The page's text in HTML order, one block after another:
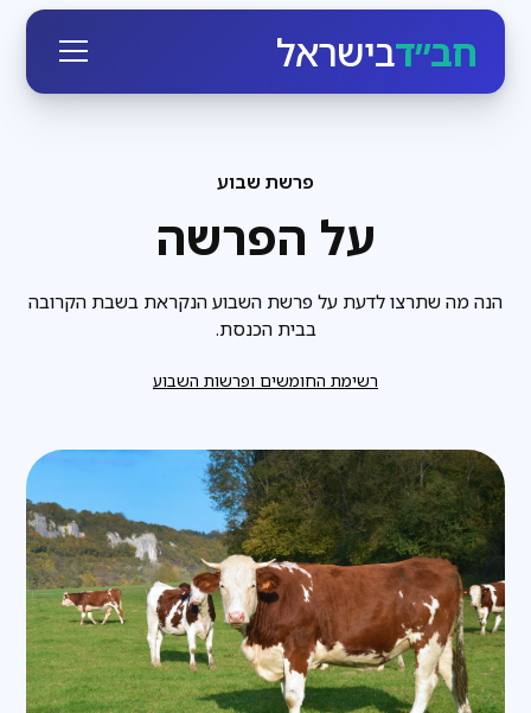
חב״דבישראל
פרשת שבוע
על הפרשה
הנה מה שתרצו לדעת על פרשת השבוע הנקראת בשבת הקרובה
בבית הכנסת.
רשימת החומשים ופרשות השבוע